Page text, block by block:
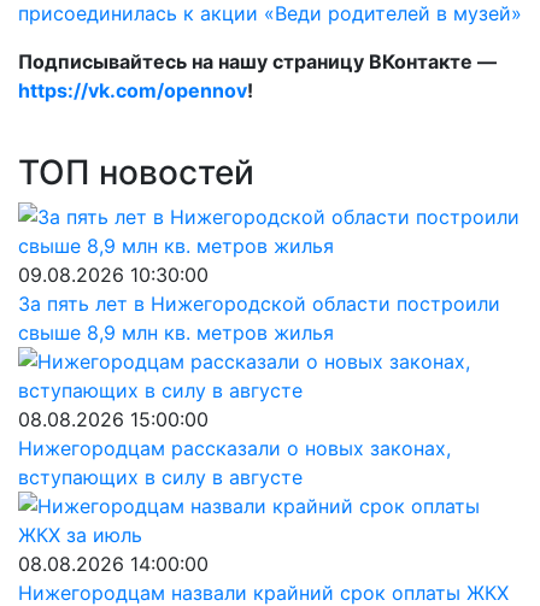
присоединилась к акции «Веди родителей в музей»
Подписывайтесь на нашу страницу ВКонтакте —
https://vk.com/opennov!
ТОП новостей
09.08.2026 10:30:00
За пять лет в Нижегородской области построили
свыше 8,9 млн кв. метров жилья
08.08.2026 15:00:00
Нижегородцам рассказали о новых законах,
вступающих в силу в августе
08.08.2026 14:00:00
Нижегородцам назвали крайний срок оплаты ЖКХ